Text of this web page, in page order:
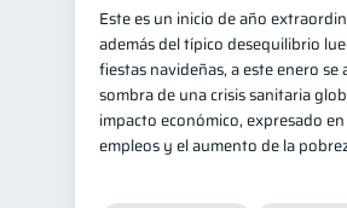
Este es un inicio de año
además del típico desequilibrio
fiestas navideñas, a este enero se
sombra de una crisis sanitaria
impacto económico, expresado
empleos y el aumento de la